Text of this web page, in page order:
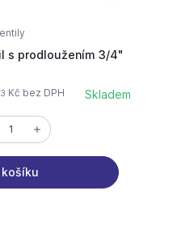
s prodloužením 3/4"
Kč bez DPH Skladem
košíku